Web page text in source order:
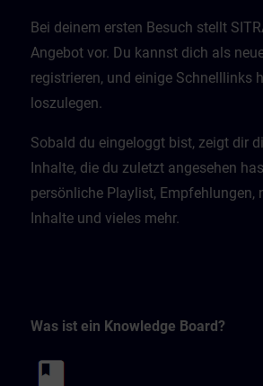
Bei deinem ersten Besuch stellt
Angebot vor. Du kannst dich als
registrieren, und einige Schnelllinks
loszulegen.
Sobald du eingeloggt bist, zeigt dir
Inhalte, die du zuletzt angesehen
persönliche Playlist, Empfehlungen,
Inhalte und vieles mehr.
Was ist ein Knowledge Board?